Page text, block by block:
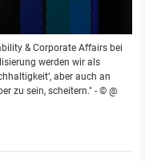
& Corporate Affairs bei
werden wir als
aber auch an
zu sein, scheitern." - © @